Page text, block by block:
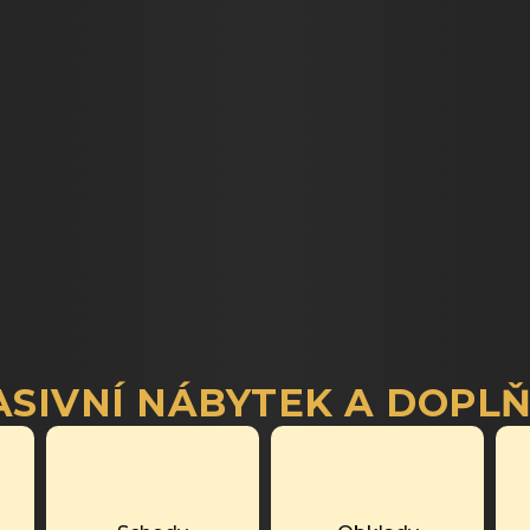
NÁBYTEK A